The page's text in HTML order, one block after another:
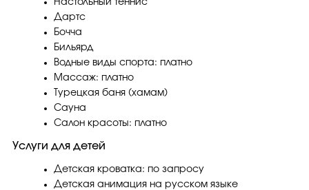
Дартс
Бочча
Бильярд
Водные виды спорта: платно
Массаж: платно
Турецкая баня (хамам)
Сауна
Салон красоты: платно
Услуги для детей
Детская кроватка: по запросу
Детская анимация на русском языке